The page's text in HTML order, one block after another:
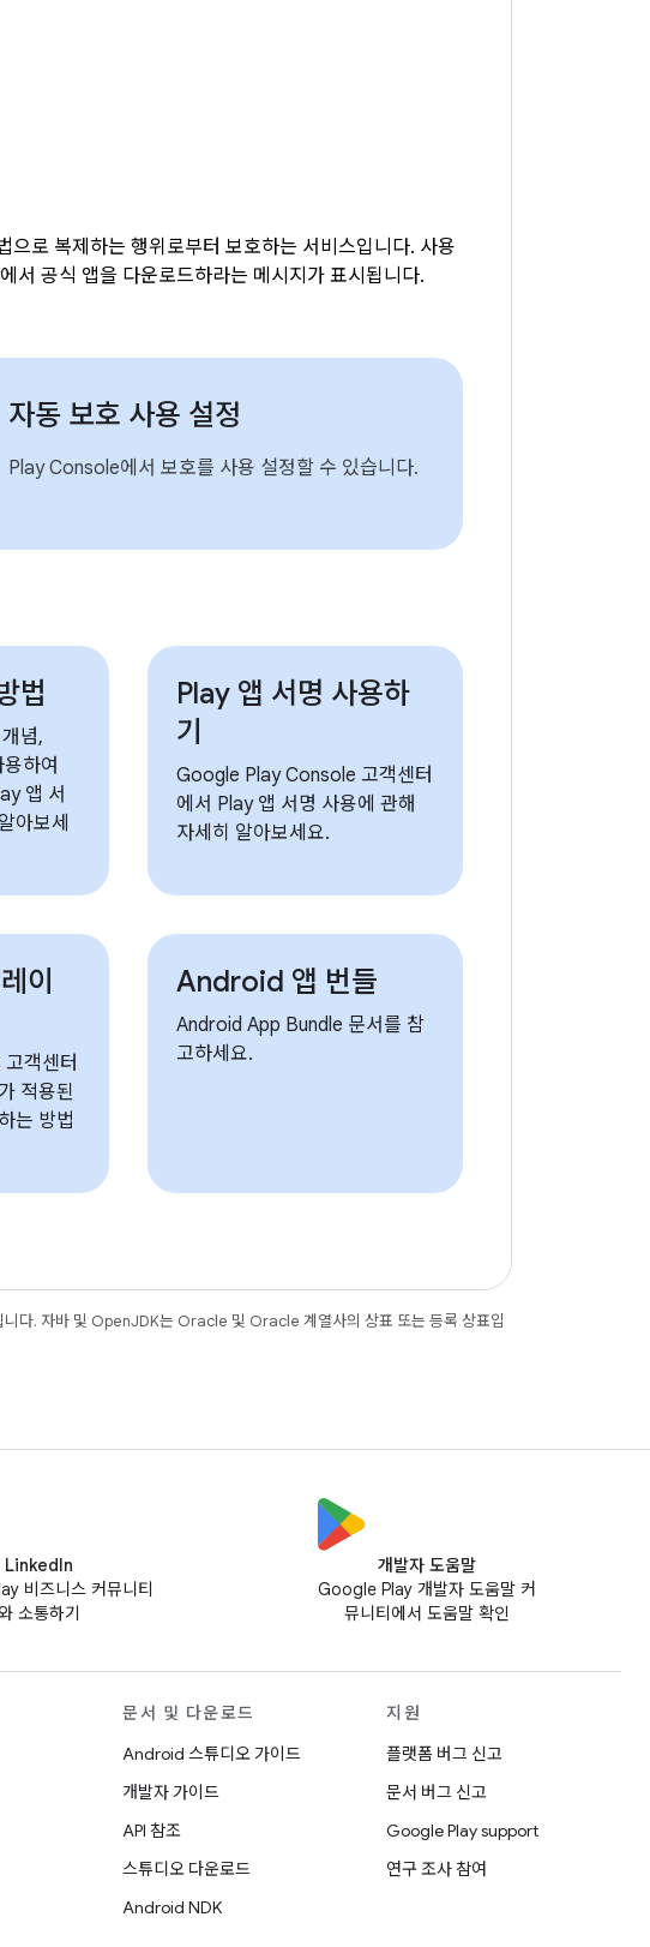
로 복제하는 행위로부터 보호하는 서비스입니다. 사용
서 공식 앱을 다운로드하라는 메시지가 표시됩니다.
자동 보호 사용 설정
Play Console에서 보호를 사용 설정할 수 있습니다.
법
념,
하여
앱 서
아보세
Play 앱 서명 사용하
기
Google Play Console 고객센터
에서 Play 앱 서명 사용에 관해
자세히 알아보세요.
이
객센터
적용된
는 방법
Android 앱 번들
Android App Bundle 문서를 참
고하세요.
니다. 자바 및 OpenJDK는 Oracle 및 Oracle 계열사의 상표 또는 등록 상표입
LinkedIn
비즈니스 커뮤니티
소통하기
개발자 도움말
Google Play 개발자 도움말 커
뮤니티에서 도움말 확인
문서 및 다운로드
Android 스튜디오 가이드
개발자 가이드
API 참조
스튜디오 다운로드
Android NDK
지원
플랫폼 버그 신고
문서 버그 신고
Google Play support
연구 조사 참여